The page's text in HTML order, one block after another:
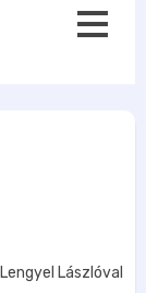
Lászlóval